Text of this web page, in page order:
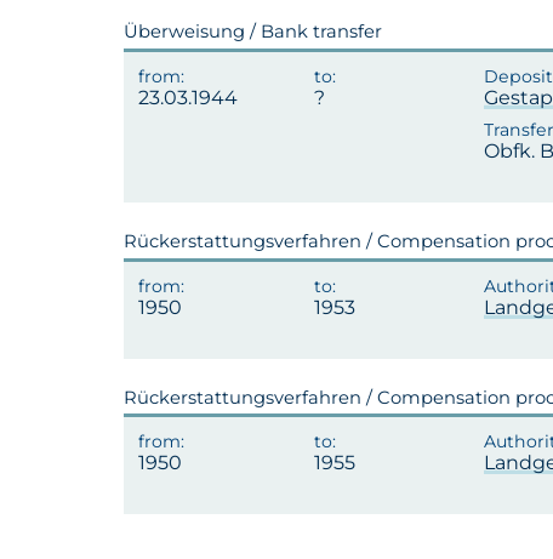
Überweisung / Bank transfer
23.03.1944
Obfk.
Rückerstattungsverfahren / Compensation
1950 1953
Rückerstattungsverfahren / Compensation
1950 1955